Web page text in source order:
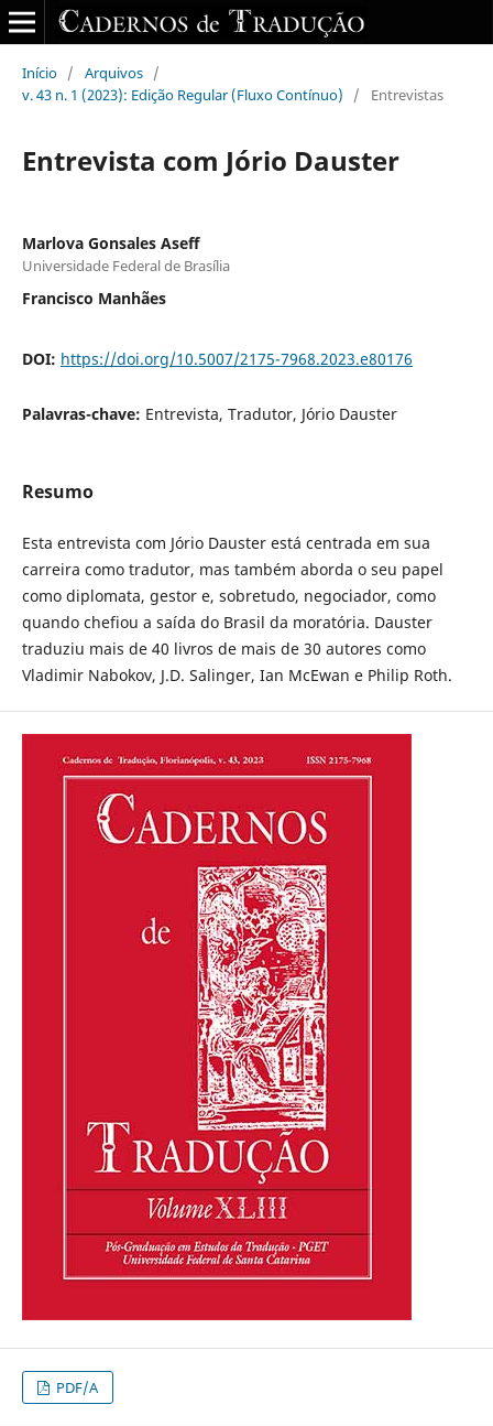
Início / Arquivos /
v. 43 n. 1 (2023): Edição Regular (Fluxo Contínuo)
/ Entrevistas
Entrevista com Jório Dauster
Marlova Gonsales Aseff
Universidade Federal de Brasília
Francisco Manhães
DOI: https://doi.org/10.5007/2175-7968.2023.e80176
Palavras-chave: Entrevista, Tradutor, Jório Dauster
Resumo
Esta entrevista com Jório Dauster está centrada em sua
carreira como tradutor, mas também aborda o seu papel
como diplomata, gestor e, sobretudo, negociador, como
quando chefiou a saída do Brasil da moratória. Dauster
traduziu mais de 40 livros de mais de 30 autores como
Vladimir Nabokov, J.D. Salinger, Ian McEwan e Philip Roth.
PDF/A